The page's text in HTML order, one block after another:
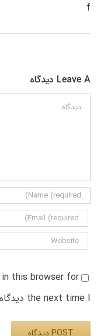
f
Leave A دیدگاه
دیدگاه
in this browser for
the next time I دیدگاه.